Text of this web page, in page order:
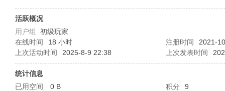
活跃概况
用户组 初级玩家
在线时间
18 小时 注册时间
2021-
上次活动时间
2025-8-9 22:38 上次发表时间
统计信息
已用空间
0 B 积分
9